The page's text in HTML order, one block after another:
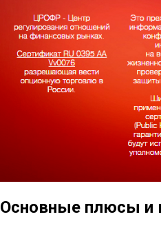
Основные плюсы и